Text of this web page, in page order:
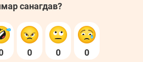
санагдав?
0 0 0